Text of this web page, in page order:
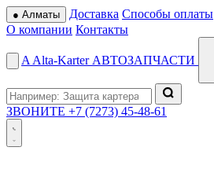
● Алматы Доставка Способы оплаты
О компании Контакты
A Alta-Karter АВТОЗАПЧАСТИ
ЗВОНИТЕ +7 (7273) 45-48-61